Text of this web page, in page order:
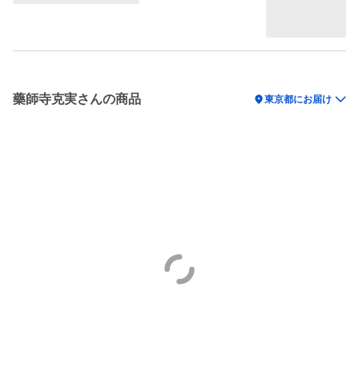
藥師寺克実さんの商品 location_on東京都にお届け